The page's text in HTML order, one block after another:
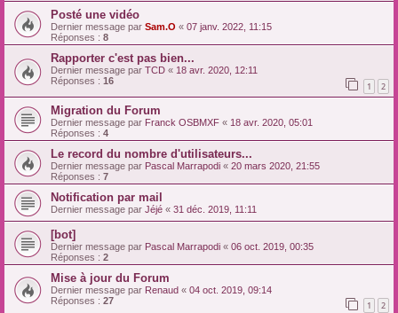
Posté une vidéo
Dernier message par Sam.O « 07 janv. 2022, 11:15
Réponses : 8
Rapporter c'est pas bien...
Dernier message par TCD « 18 avr. 2020, 12:11
Réponses : 16 1 2
Migration du Forum
Dernier message par Franck OSBMXF « 18 avr. 2020, 05:01
Réponses : 4
Le record du nombre d'utilisateurs...
Dernier message par Pascal Marrapodi « 20 mars 2020, 21:55
Réponses : 7
Notification par mail
Dernier message par Jéjé « 31 déc. 2019, 11:11
[bot]
Dernier message par Pascal Marrapodi « 06 oct. 2019, 00:35
Réponses : 2
Mise à jour du Forum
Dernier message par Renaud « 04 oct. 2019, 09:14
Réponses : 27 1 2